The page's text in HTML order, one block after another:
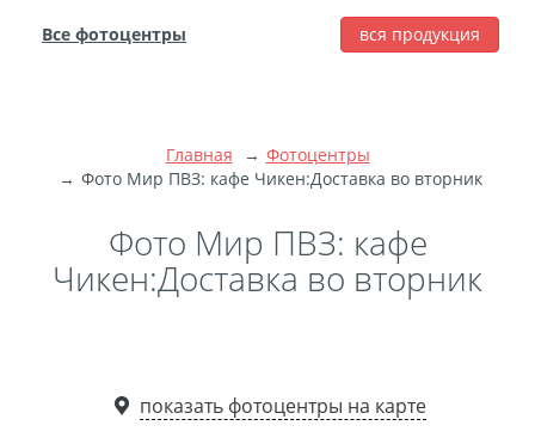
Все фотоцентры
Широкоформатная
Фото на холсте с
подрамником
Фото на холсте без
вся продукция
Главная
Фотоцентры
Фото Мир ПВЗ: кафе Чикен:Доставка во вторник
Фото Мир ПВЗ: кафе
Чикен:Доставка во вторник
показать фотоцентры на карте